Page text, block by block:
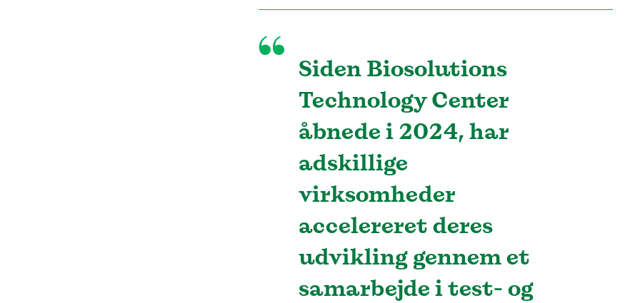
Siden Biosolutions
Technology Center
åbnede i 2024, har
adskillige
virksomheder
accelereret deres
udvikling gennem et
samarbejde i test- og